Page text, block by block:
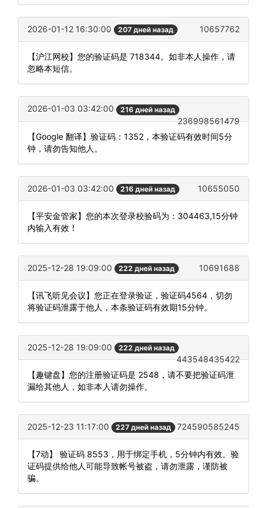
2026-01-12 16:30:00 207 дней назад 10657762
【沪江网校】您的验证码是 718344。如非本人操作，请
忽略本短信。
2026-01-03 03:42:00 216 дней назад
236998561479
【Google 翻译】验证码：1352，本验证码有效时间5分
钟，请勿告知他人。
2026-01-03 03:42:00 216 дней назад 10655050
【平安金管家】您的本次登录校验码为：304463,15分钟
内输入有效！
2025-12-28 19:09:00 222 дней назад 10691688
【讯飞听见会议】您正在登录验证，验证码4564，切勿
将验证码泄露于他人，本条验证码有效期15分钟。
2025-12-28 19:09:00 222 дней назад
443548435422
【趣键盘】您的注册验证码是 2548，请不要把验证码泄
漏给其他人，如非本人请勿操作。
2025-12-23 11:17:00 227 дней назад 724590585245
【7动】 验证码 8553，用于绑定手机，5分钟内有效。验
证码提供给他人可能导致帐号被盗，请勿泄露，谨防被
骗。